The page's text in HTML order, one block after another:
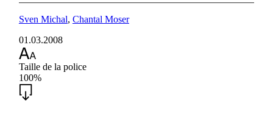
Sven Michal, Chantal Moser
01.03.2008
Taille de la police
100%